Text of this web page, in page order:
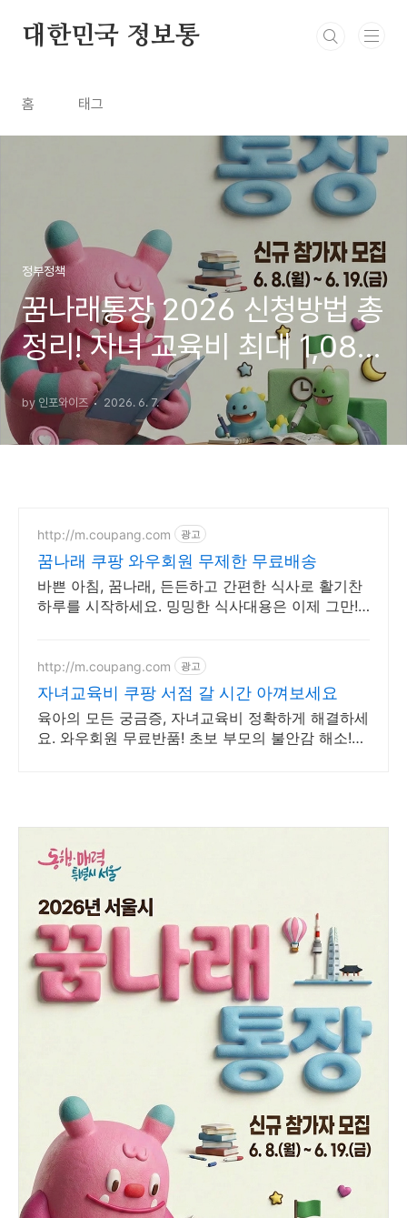
대한민국 정보통
홈 태그
정부정책
꿈나래통장 2026 신청방법 총
정리! 자녀 교육비 최대 1,080
만원 모으는 서울시 지원사업
by 인포와이즈 2026. 6. 7.
http://m.coupang.com 광고
꿈나래 쿠팡 와우회원 무제한 무료배송
바쁜 아침, 꿈나래, 든든하고 간편한 식사로 활기찬
하루를 시작하세요. 밍밍한 식사대용은 이제 그만!
http://m.coupang.com 광고
자녀교육비 쿠팡 서점 갈 시간 아껴보세요
육아의 모든 궁금증, 자녀교육비 정확하게 해결하세
요. 와우회원 무료반품! 초보 부모의 불안감 해소!